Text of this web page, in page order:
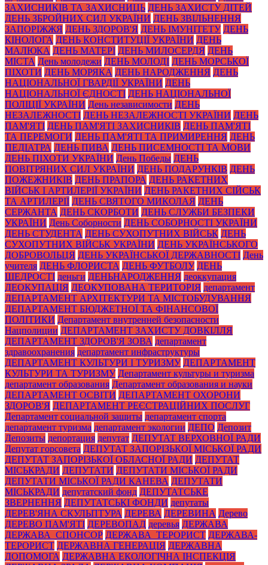
ЗАХИСНИКІВ ТА ЗАХИСНИЦЬ ДЕНЬ ЗАХИСТУ ДІТЕЙ
ДЕНЬ ЗБРОЙНИХ СИЛ УКРАЇНИ ДЕНЬ ЗВІЛЬНЕННЯ
ЗАПОРІЖЖЯ ДЕНЬ ЗДОРОВ'Я ДЕНЬ ІМУНІТЕТУ ДЕНЬ
КІНОЛОГА ДЕНЬ КОНСТИТУЦІЇ УКРАЇНИ ДЕНЬ
МАЛЮКА ДЕНЬ МАТЕРІ ДЕНЬ МИЛОСЕРДЯ ДЕНЬ
МІСТА День молодежи ДЕНЬ МОЛОДІ ДЕНЬ МОРСЬКОЇ
ПІХОТИ ДЕНЬ МОРЯКА ДЕНЬ НАРОДЖЕННЯ ДЕНЬ
НАЦІОНАЛЬНОЇ ГВАРДІЇ УКРАЇНИ ДЕНЬ
НАЦІОНАЛЬНОЇ ЄДНОСТІ ДЕНЬ НАЦІОНАЛЬНОЇ
ПОЛІЦІЇ УКРАЇНИ День независимости ДЕНЬ
НЕЗАЛЕЖНОСТІ ДЕНЬ НЕЗАЛЕЖНОСТІ УКРАЇНИ ДЕНЬ
ПАМ'ЯТІ ДЕНЬ ПАМ'ЯТІ ЗАХИСНИКІВ ДЕНЬ ПАМ'ЯТІ
ТА ПЕРЕМОГИ ДЕНЬ ПАМ'ЯТІ ТА ПРИМИРЕННЯ ДЕНЬ
ПЕДІАТРА ДЕНЬ ПИВА ДЕНЬ ПИСЕМНОСТІ ТА МОВИ
ДЕНЬ ПІХОТИ УКРАЇНИ День Победы ДЕНЬ
ПОВІТРЯНИХ СИЛ УКРАЇНИ ДЕНЬ ПОДАРУНКІВ ДЕНЬ
ПОЖЕЖНИКІВ ДЕНЬ ПРАПОРА ДЕНЬ РАКЕТНИХ
ВІЙСЬК І АРТИЛЕРІЇ УКРАЇНИ ДЕНЬ РАКЕТНИХ СІЙСЬК
ТА АРТИЛЕРІЇ ДЕНЬ СВЯТОГО МИКОЛАЯ ДЕНЬ
СЕРЖАНТА ДЕНЬ СКОРБОТИ ДЕНЬ СЛУЖБИ БЕЗПЕКИ
УКРАЇНИ День Соборности ДЕНЬ СОБОРНОСТІ УКРАЇНИ
ДЕНЬ СТУДЕНТА ДЕНЬ СУХОПУТНИХ ВІЙСЬК ДЕНЬ
СУХОПУТНИХ ВІЙСЬК УКРАЇНИ ДЕНЬ УКРАЇНСЬКОГО
ДОБРОВОЛЬЦЯ ДЕНЬ УКРАЇНСЬКОЇ ДЕРЖАВНОСТІ День
учителя ДЕНЬ ФЛОРИСТА ДЕНЬ ФУТБОЛУ ДЕНЬ
ЩЕДРОСТІ деньги ДЕНЬНАРОДЖЕННЯ деоккупация
ДЕОКУПАЦІЯ ДЕОКУПОВАНА ТЕРИТОРІЯ департамент
ДЕПАРТАМЕНТ АРХІТЕКТУРИ ТА МІСТОБУДУВАННЯ
ДЕПАРТАМЕНТ БЮДЖЕТНОЇ ТА ФІНАНСОВОЇ
ПОЛІТИКИ Департамент внутренней безопасности
Нацполиции ДЕПАРТАМЕНТ ЗАХИСТУ ДОВКІЛЛЯ
ДЕПАРТАМЕНТ ЗДОРОВ'Я ЗОВА департамент
здравоохранения департамент инфраструктуры
ДЕПАРТАМЕНТ КУЛЬТУРИ І ТУРИЗМУ ДЕПАРТАМЕНТ
КУЛЬТУРИ ТА ТУРИЗМУ Департамент культуры и туризма
департамент образования Департамент образования и науки
ДЕПАРТАМЕНТ ОСВІТИ ДЕПАРТАМЕНТ ОХОРОНИ
ЗДОРОВ'Я ДЕПАРТАМЕНТ РЕЄСТРАЦІЙНИХ ПОСЛУГ
Департамент социальной защиты департамент спорта
департамент туризма департамент экологии ДЕПО Депозит
Депозиты депортация депутат ДЕПУТАТ ВЕРХОВНОЇ РАДИ
Депутат горсовета ДЕПУТАТ ЗАПОРІЗЬКОЇ МІСЬКОЇ РАДИ
ДЕПУТАТ ЗАПОРІЗЬКОЇ ОБЛАСНОЇ РАДИ ДЕПУТАТ
МІСЬКРАДИ ДЕПУТАТИ ДЕПУТАТИ МІСЬКОЇ РАДИ
ДЕПУТАТИ МІСЬКОЇ РАДИ КАНЕВА ДЕПУТАТИ
МІСЬКРАДИ депутатский фонд ДЕПУТАТСЬКЕ
ЗВЕРНЕННЯ ДЕПУТАТСЬКІ ФОНДИ депутаты
ДЕРЕВ'ЯНА СКУЛЬПТУРА ДЕРЕВА ДЕРЕВИНА Дерево
ДЕРЕВО ПАМ'ЯТІ ДЕРЕВОПАД деревья ДЕРЖАВА
ДЕРЖАВА_СПОНСОР ДЕРЖАВА_ТЕРОРИСТ ДЕРЖАВА-
ТЕРОРИСТ ДЕРЖАВНА ГЕНЕРАЦІЯ ДЕРЖАВНА
ДОПОМОГА ДЕРЖАВНА ЕКОЛОГІЧНА ІНСПЕКЦІЯ